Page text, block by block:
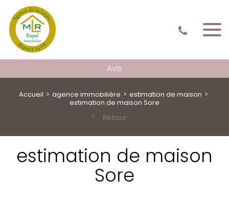
Avis
Accueil agence immobilière
estimation de maison
estimation de maison Sore
Retour
estimation de maison
Sore